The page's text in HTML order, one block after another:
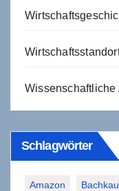
Wissenschaftliche
Schlagwörter
Amazon